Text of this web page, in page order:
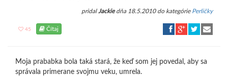
pridalJackiedňa 18.5.2010 do kategórie Perličky
45 Čítaj
Moja prababka bola taká stará, že keď som jej povedal, aby sa
správala primerane svojmu veku, umrela.